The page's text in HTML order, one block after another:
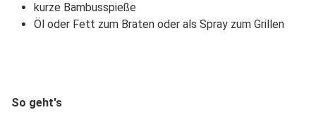
kurze Bambusspieße
Öl oder Fett zum Braten oder als Spray zum Grillen
So geht's